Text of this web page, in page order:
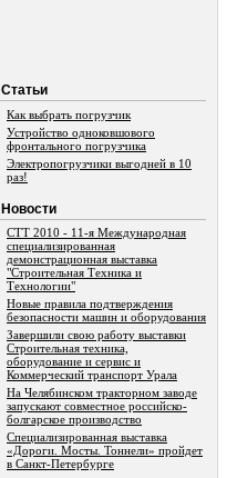
Статьи
Как выбрать погрузчик
Устройство одноковшового
фронтального погрузчика
Электропогрузчики выгодней в 10
раз!
Новости
СТТ 2010 - 11-я Международная
специализированная
демонстрационная выставка
"Строительная Техника и
Технологии"
Новые правила подтверждения
безопасности машин и оборудования
Завершили свою работу выставки
Строительная техника,
оборудование и сервис и
Коммерческий транспорт Урала
На Челябинском тракторном заводе
запускают совместное российско-
болгарское производство
Специализированная выставка
«Дороги. Мосты. Тоннели» пройдет
в Санкт-Петербурге